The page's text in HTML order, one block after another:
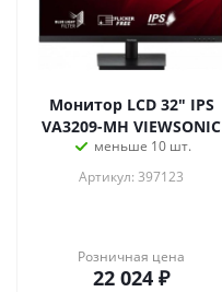
Монитор LCD 32" IPS
VA3209-MH VIEWSONIC
меньше 10 шт.
Артикул: 397123
Розничная цена
22 024 ₽